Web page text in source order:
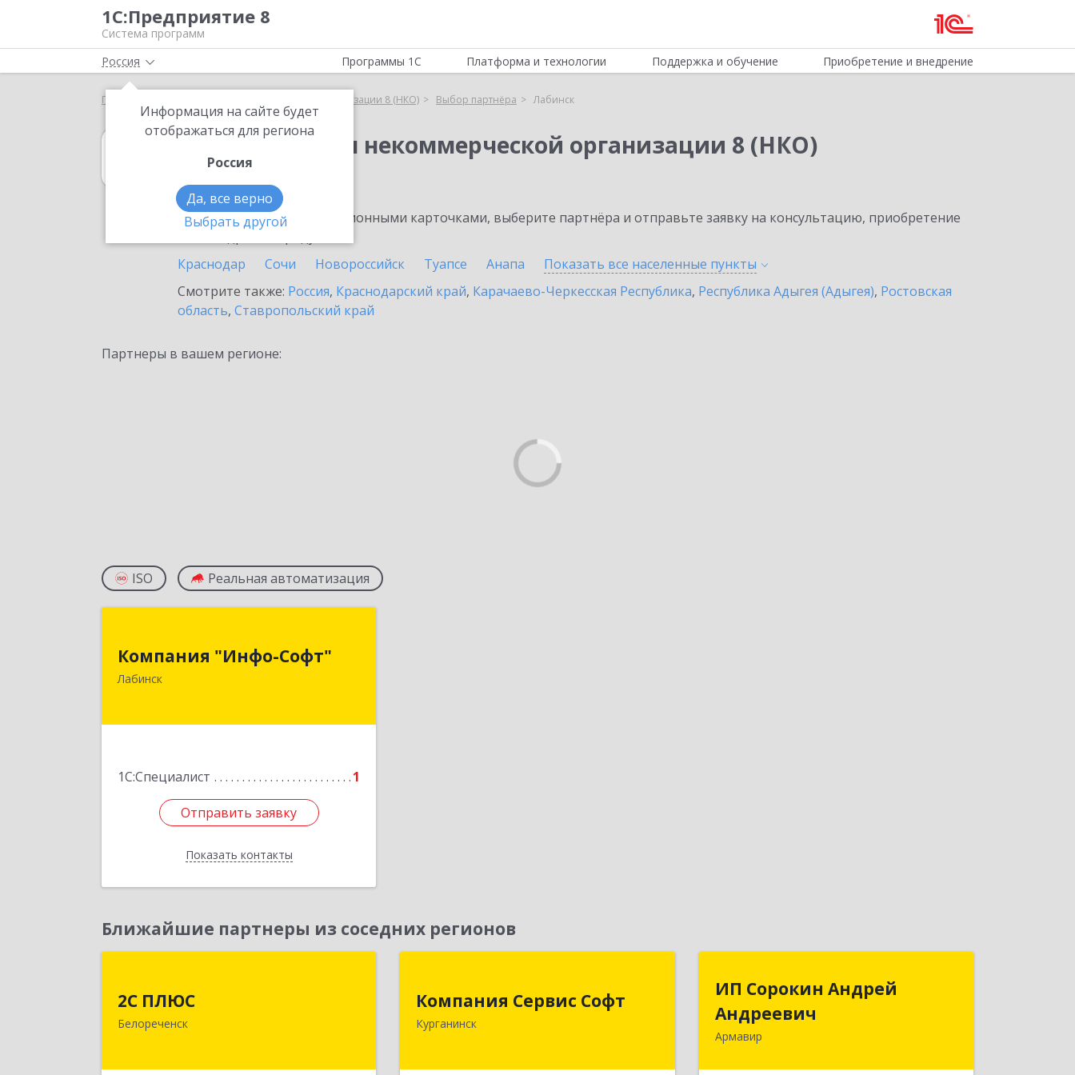
1С:Предприятие 8
Система программ
Россия
Информация на сайте будет
отображаться для региона
Россия
Да, все верно
Выбрать другой
Программы 1С Платформа и технологии Поддержка и обучение Приобретение и внедрение
Главная 1С:Бухгалтерия некоммерческой организации 8 (НКО) Выбор партнёра Лабинск
1С:Бухгалтерия некоммерческой организации 8 (НКО)
в Лабинске
Ознакомьтесь с информационными карточками, выберите партнёра и отправьте заявку на консультацию, приобретение
Краснодар
Сочи Новороссийск Туапсе Анапа Показать все населенные пункты
Смотрите также: Россия, Краснодарский край, Карачаево-Черкесская Республика, Республика Адыгея (Адыгея), Ростовская
область, Ставропольский край
Партнеры в вашем регионе:
ISO Реальная автоматизация
Компания "Инфо-Софт"
Лабинск
1С:Специалист 1
Отправить заявку
Показать контакты
352500, Краснодарский край,
Отправить заявку
Назад
Ближайшие партнеры из соседних регионов
2С ПЛЮС
Белореченск
Белореченский р-н, Белореченск г,
Компания Сервис Софт
Курганинск
352430, Краснодарский край,
Курганинск г, Розы Люксембург ул,
ИП Сорокин Андрей
Андреевич
Армавир
ИП Сорокин Андрей
Андреевич